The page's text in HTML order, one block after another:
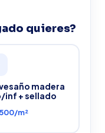
quieres?
madera
inf + sellado
m²